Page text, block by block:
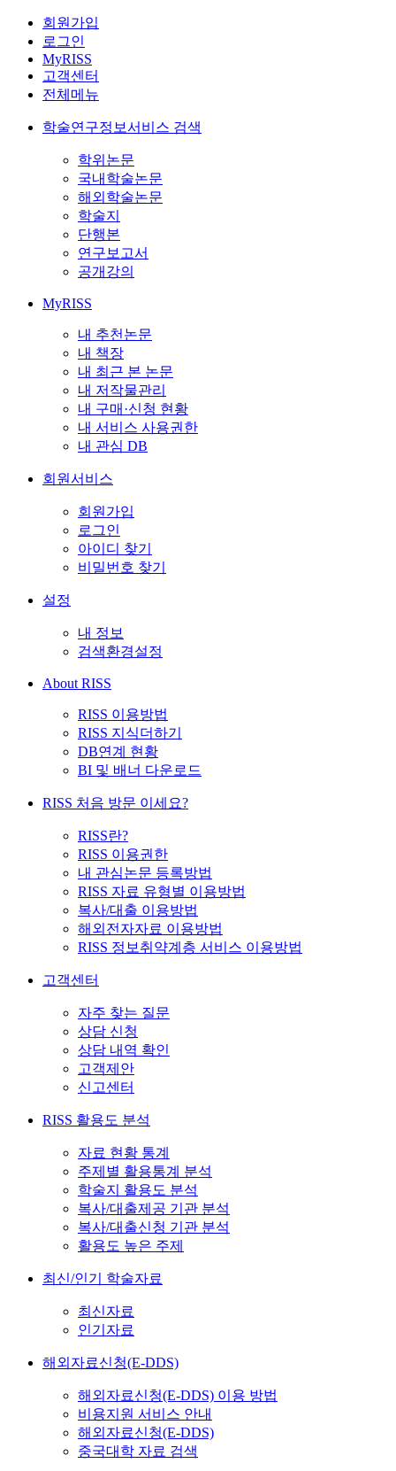
회원가입
로그인
MyRISS
고객센터
전체메뉴
학술연구정보서비스 검색
학위논문
국내학술논문
해외학술논문
학술지
단행본
연구보고서
공개강의
MyRISS
내 추천논문
내 책장
내 최근 본 논문
내 저작물관리
내 구매·신청 현황
내 서비스 사용권한
내 관심 DB
회원서비스
회원가입
로그인
아이디 찾기
비밀번호 찾기
설정
내 정보
검색환경설정
About RISS
RISS 이용방법
RISS 지식더하기
DB연계 현황
BI 및 배너 다운로드
RISS 처음 방문 이세요?
RISS란?
RISS 이용권한
내 관심논문 등록방법
RISS 자료 유형별 이용방법
복사/대출 이용방법
해외전자자료 이용방법
RISS 정보취약계층 서비스 이용방법
고객센터
자주 찾는 질문
상담 신청
상담 내역 확인
고객제안
신고센터
RISS 활용도 분석
자료 현황 통계
주제별 활용통계 분석
학술지 활용도 분석
복사/대출제공 기관 분석
복사/대출신청 기관 분석
활용도 높은 주제
최신/인기 학술자료
최신자료
인기자료
해외자료신청(E-DDS)
해외자료신청(E-DDS) 이용 방법
비용지원 서비스 안내
해외자료신청(E-DDS)
중국대학 자료 검색